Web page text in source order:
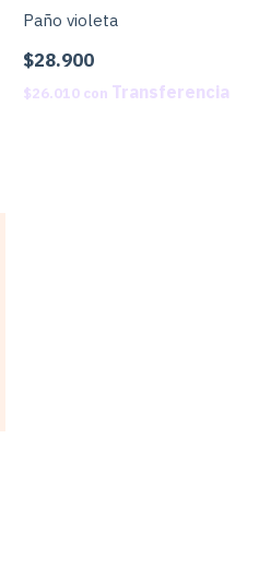
Paño violeta
$28.900
$26.010 con